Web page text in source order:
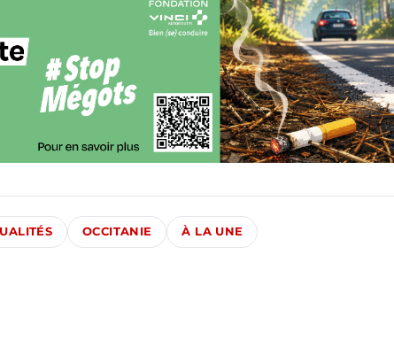
OCCITANIE À LA UNE